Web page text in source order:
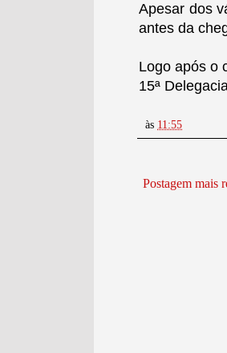
Apesar dos
antes da
Logo após o
15ª
às 11:55
Postagem mais